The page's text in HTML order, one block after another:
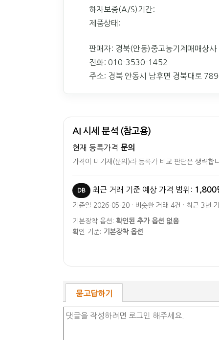
하자보증(A/S)기간:
제품상태:
판매자: 경북(안동)중고농기계매매상사
전화: 010-3530-1452
주소: 경북 안동시 남후면 경북대로
AI 시세 분석 (참고용)
현재 등록가격 문의
가격이 미기재(문의)라 등록가 비교 판단은 생략합
DB 최근 거래 기준 예상 가격 범위: 1,800
기준일 2026-05-20 · 비슷한 거래 4건 · 최근 3년
기본장착 옵션: 확인된 추가 옵션 없음
확인 기준: 기본장착 옵션
묻고답하기